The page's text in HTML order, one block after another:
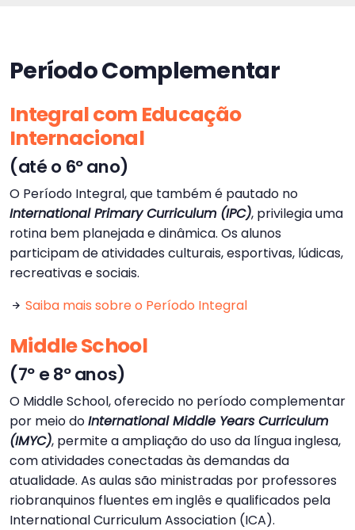
Período Complementar
Integral com Educação
Internacional
(até o 6º ano)
O Período Integral, que também é pautado no
International Primary Curriculum (IPC), privilegia uma
rotina bem planejada e dinâmica. Os alunos
participam de atividades culturais, esportivas, lúdicas,
recreativas e sociais.
Saiba mais sobre o Período Integral
Middle School
(7º e 8º anos)
O Middle School, oferecido no período complementar
por meio doInternational Middle Years Curriculum
(IMYC), permite a ampliação do uso da língua inglesa,
com atividades conectadas às demandas da
atualidade. As aulas são ministradas por professores
riobranquinos fluentes em inglês e qualificados pela
International Curriculum Association (ICA).